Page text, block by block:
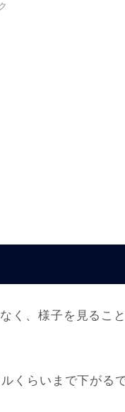
く、様子を見ること
くらいまで下がるで